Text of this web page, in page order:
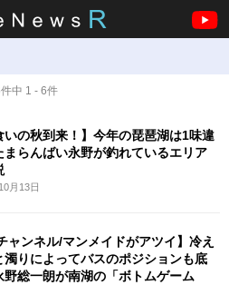
中 1 - 6件
いの秋到来！】今年の琵琶湖は1味違
まらんばい永野が釣れているエリア
月13日
ャンネル/マンメイドがアツイ】冷え
濁りによってバスのポジションも底
野総一朗が南湖の「ボトムゲーム